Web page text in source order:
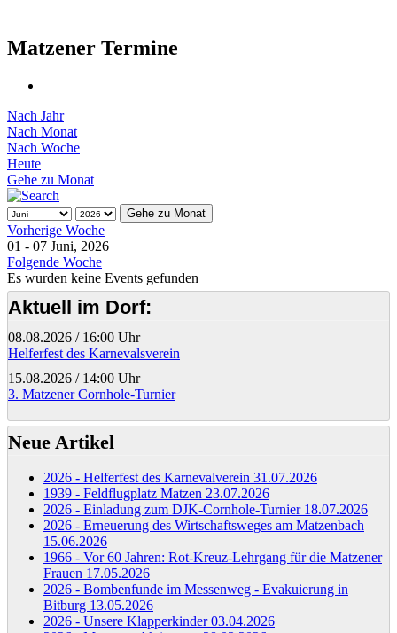
Matzener Termine
Nach Jahr
Nach Monat
Nach Woche
Heute
Gehe zu Monat
Gehe zu Monat
Vorherige Woche
01 - 07 Juni, 2026
Folgende Woche
Es wurden keine Events gefunden
Aktuell im Dorf:
08.08.2026 / 16:00 Uhr
Helferfest des Karnevalsverein
15.08.2026 / 14:00 Uhr
3. Matzener Cornhole-Turnier
Neue Artikel
2026 - Helferfest des Karnevalverein 31.07.2026
1939 - Feldflugplatz Matzen 23.07.2026
2026 - Einladung zum DJK-Cornhole-Turnier 18.07.2026
2026 - Erneuerung des Wirtschaftsweges am Matzenbach
15.06.2026
1966 - Vor 60 Jahren: Rot-Kreuz-Lehrgang für die Matzener
Frauen 17.05.2026
2026 - Bombenfunde im Messenweg - Evakuierung in
Bitburg 13.05.2026
2026 - Unsere Klapperkinder03.04.2026